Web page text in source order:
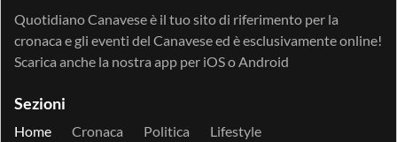
Quotidiano Canavese è il tuo sito di riferimento per la
cronaca e gli eventi del Canavese ed è esclusivamente online!
Scarica anche la nostra app per iOSo Android
Sezioni
Home Cronaca Politica
Lifestyle